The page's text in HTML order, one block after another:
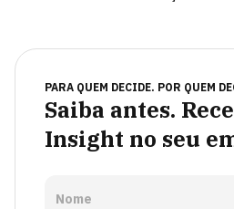
PARA QUEM DECIDE. POR QUEM
Saiba antes.
Insight no seu
Nome